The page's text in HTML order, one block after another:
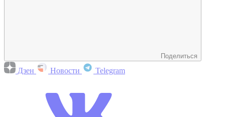
Поделиться
Дзен Новости Telegram